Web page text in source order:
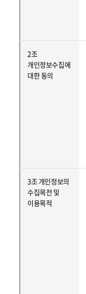
2조
개인정보수집에
대한 동의
3조 개인정보의
수집목전 및
이용목적